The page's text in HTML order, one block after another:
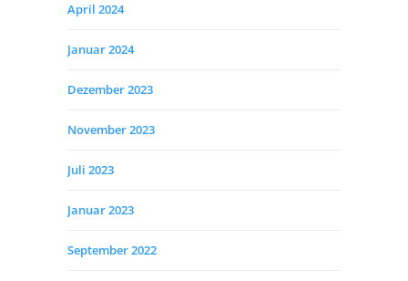
April 2024
Januar 2024
Dezember 2023
November 2023
Juli 2023
Januar 2023
September 2022